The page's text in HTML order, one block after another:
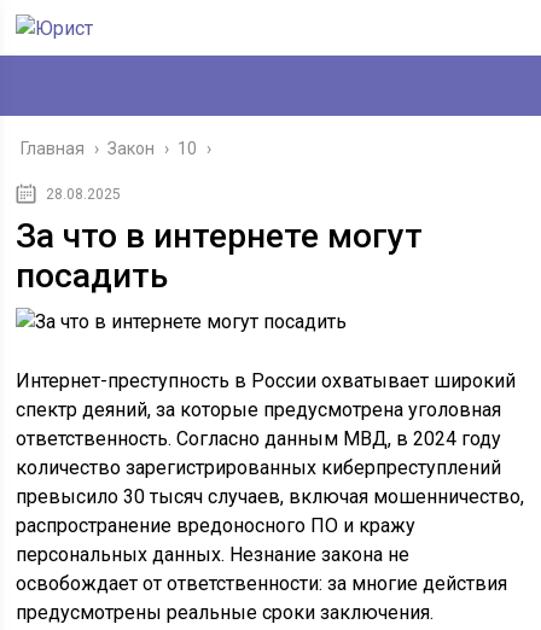
Главная › Закон › 10 ›
28.08.2025
За что в интернете могут
посадить
Интернет-преступность в России охватывает широкий
спектр деяний, за которые предусмотрена уголовная
ответственность. Согласно данным МВД, в 2024 году
количество зарегистрированных киберпреступлений
превысило 30 тысяч случаев, включая мошенничество,
распространение вредоносного ПО и кражу
персональных данных. Незнание закона не
освобождает от ответственности: за многие действия
предусмотрены реальные сроки заключения.